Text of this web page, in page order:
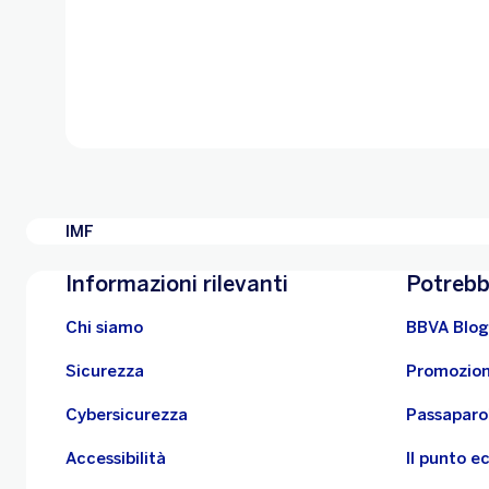
IMF
Informazioni rilevanti
Chi siamo
Sicurezza
Cybersicurezza
Accessibilità
BBVA Blog
Il punto